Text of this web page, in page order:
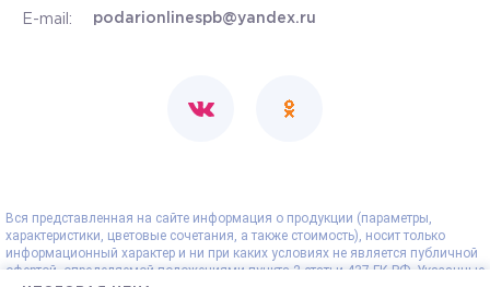
E-mail: podarionlinespb@yandex.ru
Вся представленная на сайте информация о продукции (параметры,
характеристики, цветовые сочетания, а также стоимость), носит только
информационный характер и ни при каких условиях не является публичной
офертой, определяемой положениями пункта 2 статьи 437 ГК РФ. Указанные